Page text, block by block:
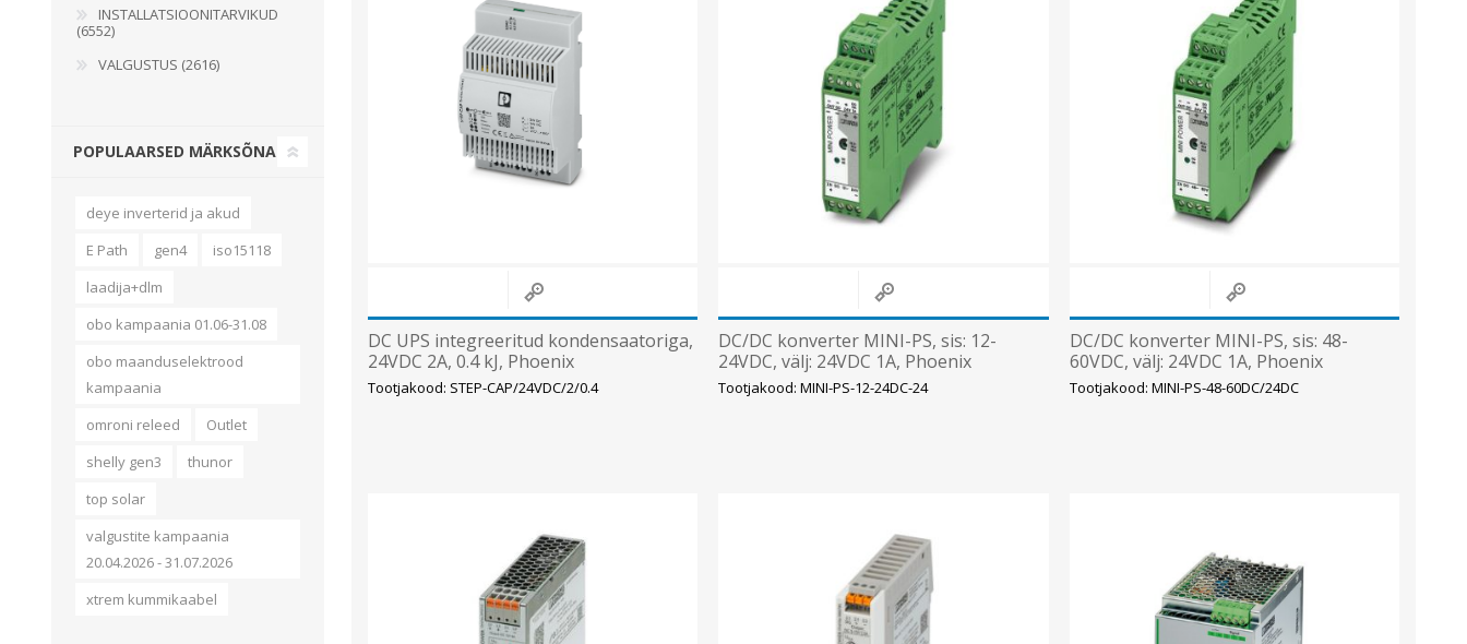
DC UPS integreeritud kondensaatoriga,
24VDC 2A, 0.4 kJ, Phoenix
Tootjakood: STEP-CAP/24VDC/2/0.4
DC/DC konverter MINI-PS, sis: 12-
24VDC, välj: 24VDC 1A, Phoenix
Tootjakood: MINI-PS-12-24DC-24
DC/DC konverter MINI-PS, sis: 48-
60VDC, välj: 24VDC 1A, Phoenix
Tootjakood: MINI-PS-48-60DC/24DC
INSTALLATSIOONITARVIKUD
(6552)
VALGUSTUS (2616)
POPULAARSED MÄRKSÕNAD
deye inverterid ja akud
E Path
gen4
iso15118
laadija+dlm
obo kampaania 01.06-31.08
obo maanduselektrood
kampaania
omroni releed
Outlet
shelly gen3
thunor
top solar
valgustite kampaania
20.04.2026 - 31.07.2026
xtrem kummikaabel